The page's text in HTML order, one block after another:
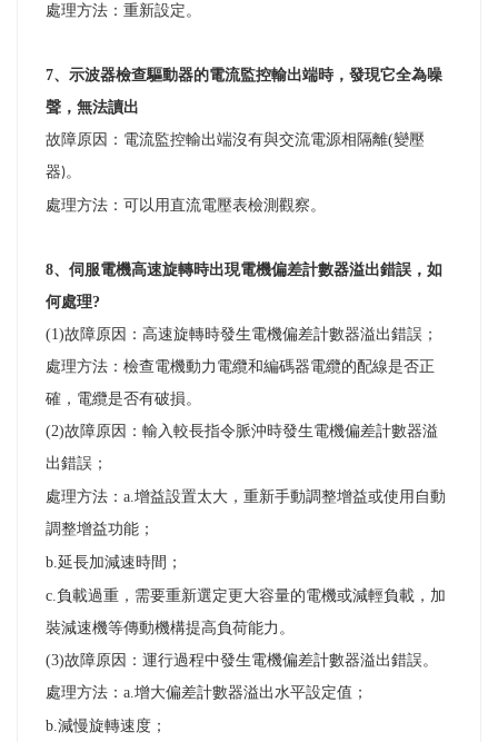
處理方法：重新設定。
7、示波器檢查驅動器的電流監控輸出端時，發現它全為噪
聲，無法讀出
故障原因：電流監控輸出端沒有與交流電源相隔離(變壓
器)。
處理方法：可以用直流電壓表檢測觀察。
8、伺服電機高速旋轉時出現電機偏差計數器溢出錯誤，如
何處理?
(1)故障原因：高速旋轉時發生電機偏差計數器溢出錯誤；
處理方法：檢查電機動力電纜和編碼器電纜的配線是否正
確，電纜是否有破損。
(2)故障原因：輸入較長指令脈沖時發生電機偏差計數器溢
出錯誤 ；
處理方法： a.增益設置太大，重新手動調整增益或使用自動
調整增益功能 ；
b.延長加減速時間 ；
c.負載過重，需要重新選定更大容量的電機或減輕負載，加
裝減速機等傳動機構提高負荷能力。
(3)故障原因：運行過程中發生電機偏差計數器溢出錯誤。
處理方法： a.增大偏差計數器溢出水平設定值 ；
b.減慢旋轉速度 ；